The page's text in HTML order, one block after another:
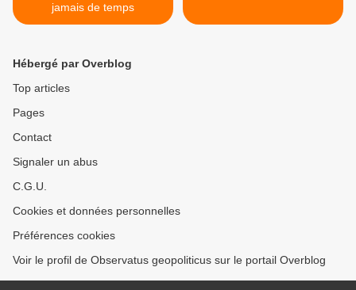
jamais de temps
Hébergé par Overblog
Top articles
Pages
Contact
Signaler un abus
C.G.U.
Cookies et données personnelles
Préférences cookies
Voir le profil de Observatus geopoliticus sur le portail Overblog